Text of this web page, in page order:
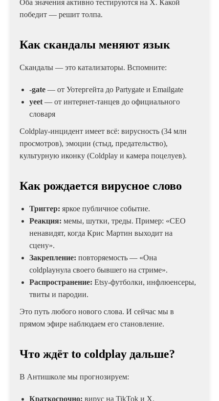
Оба значения активно тестируются на X. Какой
победит — решит толпа.
Как скандалы меняют язык
Скандалы — это катализаторы. Вспомните:
-gate — от Уотергейта до Partygate и Emailgate
yeet — от интернет-танцев до официального
словаря
Coldplay-инцидент имеет всё: вирусность (34 млн
просмотров), эмоции (стыд, предательство),
культурную иконку (Coldplay и камера поцелуев).
Как рождается вирусное слово
Триггер: яркое публичное событие.
Реакция: мемы, шутки, треды. Пример: «CEO
ненавидят, когда Крис Мартин выходит на
сцену».
Закрепление: повторяемость — «Она
coldplayнула своего бывшего на стриме».
Распространение: Etsy-футболки, инфлюенсеры,
твиты и пародии.
Это путь любого нового слова. И сейчас мы в
прямом эфире наблюдаем его становление.
Что ждёт to coldplay дальше?
В Антишколе мы прогнозируем:
Краткосрочно: вирус на TikTok и X.